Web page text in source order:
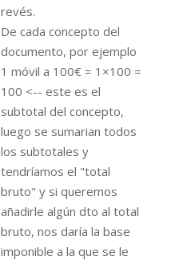
revés.
De cada concepto del
documento, por ejemplo
1 móvil a 100€ = 1×100 =
100 <-- este es el
subtotal del concepto,
luego se sumarian todos
los subtotales y
tendríamos el "total
bruto" y si queremos
añadirle algún dto al total
bruto, nos daría la base
imponible a la que se le